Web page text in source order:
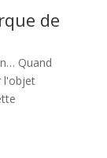
de
Quand
l'objet